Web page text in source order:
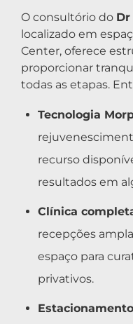
O consultório do
localizado em
Center, oferece
proporcionar
todas as etapas.
Tecnologia
recurso
resultados em
Clínica
recepções
espaço para
privativos.